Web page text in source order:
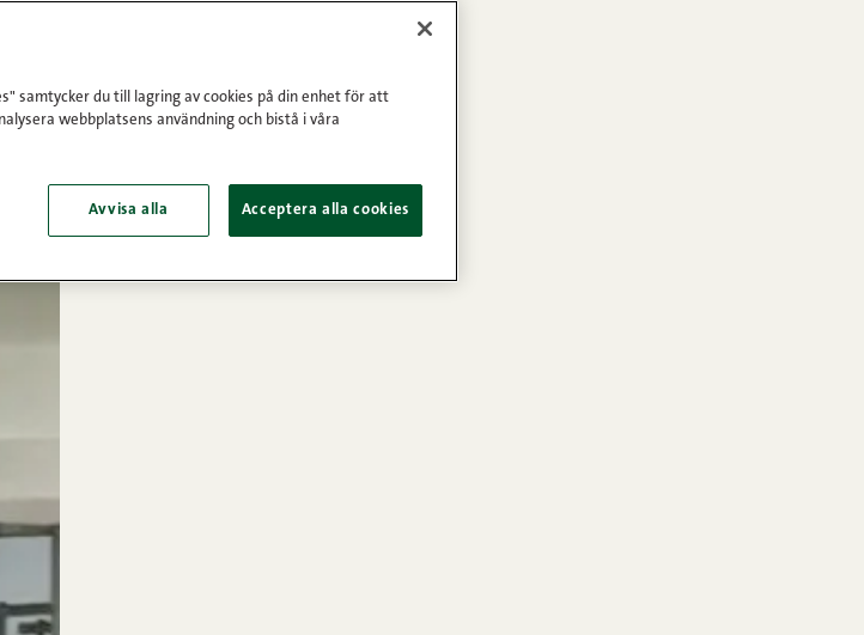
samtycker du till lagring av cookies på din enhet för att
webbplatsens användning och bistå i våra
Avvisa alla Acceptera alla cookies